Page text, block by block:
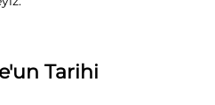
Tarihi